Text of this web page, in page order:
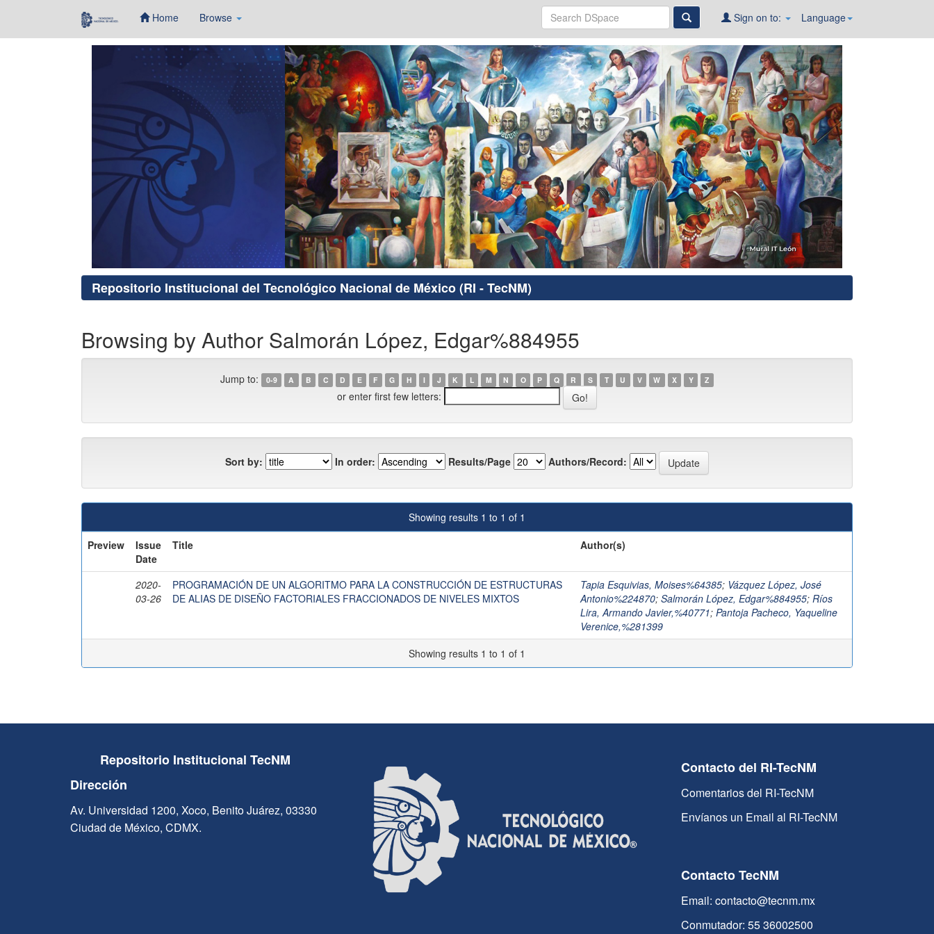
Home Browse Language
Sign on to:
Repositorio Institucional del Tecnológico Nacional de México (RI - TecNM)
Browsing by Author Salmorán López, Edgar%884955
Jump to: 0-9 A B C D E F G H I J K L M N O P Q R S T U V W X Y Z
or enter first few letters:
Sort by: In order: Results/Page Authors/Record:
Showing results 1 to 1 of 1
Preview
Issue
Date
Title Author(s)
2020-
03-26
PROGRAMACIÓN DE UN ALGORITMO PARA LA CONSTRUCCIÓN DE ESTRUCTURAS
DE ALIAS DE DISEÑO FACTORIALES FRACCIONADOS DE NIVELES MIXTOS
Tapia Esquivias, Moises%64385; Vázquez López, José
Antonio%224870; Salmorán López, Edgar%884955; Ríos
Lira, Armando Javier,%40771; Pantoja Pacheco, Yaqueline
Verenice,%281399
Showing results 1 to 1 of 1
Repositorio Institucional TecNM
Dirección
Av. Universidad 1200, Xoco, Benito Juárez, 03330
Ciudad de México, CDMX.
Contacto del RI-TecNM
Comentarios del RI-TecNM
Envíanos un Email al RI-TecNM
Contacto TecNM
Email: contacto@tecnm.mx
Conmutador: 55 36002500